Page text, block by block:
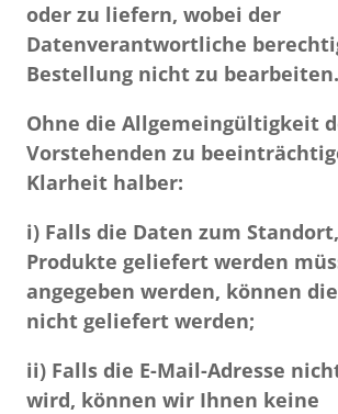
oder zu liefern, wobei der
Datenverantwortliche
Bestellung nicht zu bearbeiten.
Ohne die Allgemeingültigkeit
Vorstehenden zu
Klarheit halber:
i) Falls die Daten zum
Produkte geliefert werden
angegeben werden, können
nicht geliefert werden;
ii) Falls die E-Mail-Adresse
wird, können wir Ihnen keine